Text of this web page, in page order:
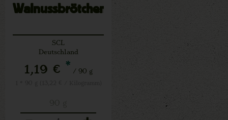
Walnussbrötchen
SCL
Deutschland
1,19 € * / 90 g